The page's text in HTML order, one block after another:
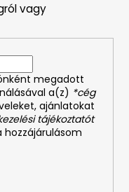
vagy
megadott
a(z) *cég
ajánlatokat
tájékoztatót